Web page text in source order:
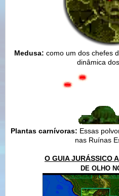
Medusa: como um dos chefes
dinâmica
Plantas carnívoras: Essas
nas Ruínas
O GUIA JURÁSSICO
DE OLHO